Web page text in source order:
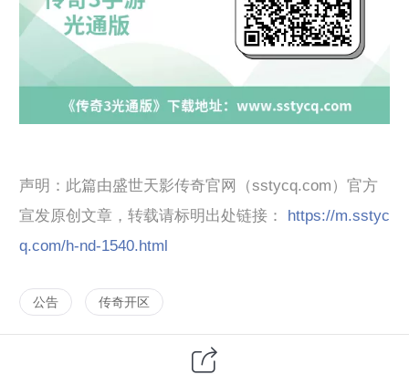
声明：此篇由盛世天影传奇官网（sstycq.com）官方
宣发原创文章，转载请标明出处链接：
https://m.sstyc
q.com/h-nd-1540.html
公告 传奇开区